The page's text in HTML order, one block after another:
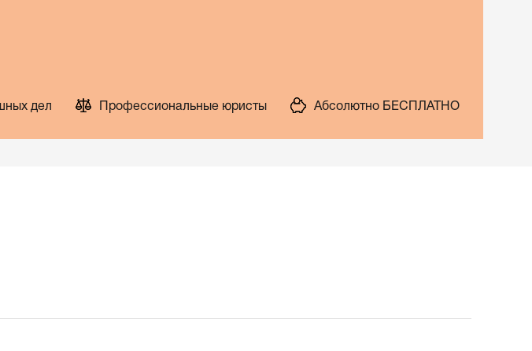
дел Профессиональные юристы Абсолютно БЕСПЛАТНО